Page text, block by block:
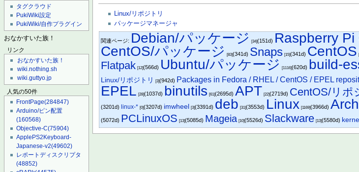
タグクラウド
PukiWiki設定
PukiWiki/自作プラグイン
おなかすいた族！
リンク
おなかすいた族！
wiki.nothing.sh
wiki.guttyo.jp
人気の50件
FrontPage(284847)
Arduino/ピン配置
(160568)
Objective-C(75904)
ApplePS2Keyboard-
Japanese-v2(49602)
レポートディスクリプタ
(48852)
Linux/リポジトリ
パッケージマネージャ
関連ページ: Debian/パッケージ [34](151d) Raspberry
CentOS/パッケージ [83](341d) Snaps [15](341d) CentOS
Flatpak [12](566d) Ubuntu/パッケージ [1116](620d) build-
Linux/リポジトリ [3](942d) Packages in Fedora / RHEL / CentOS / EPEL
EPEL [28](1037d) binutils [61](2695d)APT [22](2719d) CentOS/リポ
(3201d) linux-* [0](3207d) imwheel [3](3391d) deb [31](3553d) Linux [1169](3966d)
(5072d) PCLinuxOS [13](5085d) Mageia [10](5526d) Slackware [13](5580d)